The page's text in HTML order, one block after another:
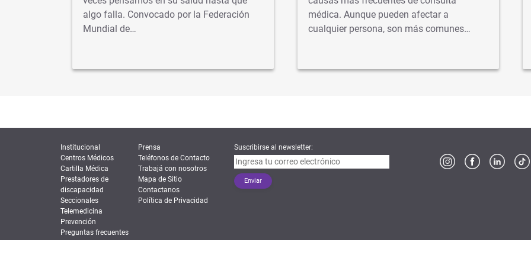
algo falla. Convocado por la Federación
Mundial de…
médica. Aunque pueden afectar a
cualquier persona, son más comunes…
Institucional
Centros Médicos
Cartilla Médica
Prestadores de
discapacidad
Seccionales
Telemedicina
Prevención
Preguntas frecuentes
Prensa
Teléfonos de Contacto
Trabajá con nosotros
Mapa de Sitio
Contactanos
Política de Privacidad
Suscribirse al newsletter: